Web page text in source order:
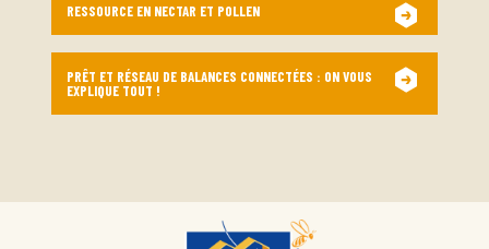
RESSOURCE EN NECTAR ET POLLEN
PRÊT ET RÉSEAU DE BALANCES CONNECTÉES : ON VOUS
EXPLIQUE TOUT !